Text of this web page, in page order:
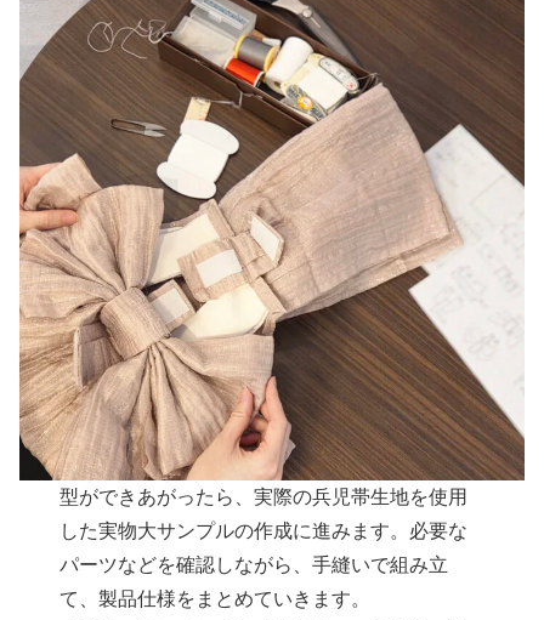
型ができあがったら、実際の兵児帯生地を使用
した実物大サンプルの作成に進みます。必要な
パーツなどを確認しながら、手縫いで組み立
て、製品仕様をまとめていきます。